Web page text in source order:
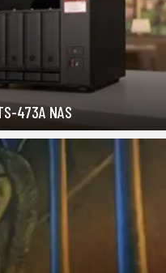
473A NAS